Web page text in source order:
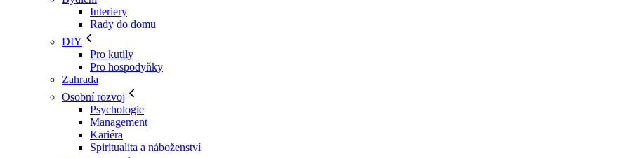
Interiery
Rady do domu
DIY
Pro kutily
Pro hospodyňky
Zahrada
Osobní rozvoj
Psychologie
Management
Kariéra
Spiritualita a náboženství